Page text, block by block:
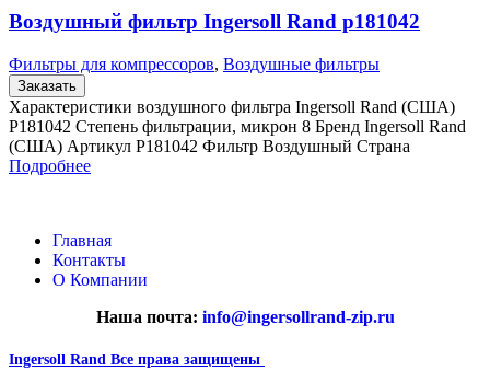
Воздушный фильтр Ingersoll Rand p181042
Фильтры для компрессоров, Воздушные фильтры
Заказать
Характеристики воздушного фильтра Ingersoll Rand (США)
P181042 Степень фильтрации, микрон 8 Бренд Ingersoll Rand
(США) Артикул P181042 Фильтр Воздушный Страна
Подробнее
Главная
Контакты
О Компании
Наша почта: info@ingersollrand-zip.ru
Ingersoll Rand Все права защищены